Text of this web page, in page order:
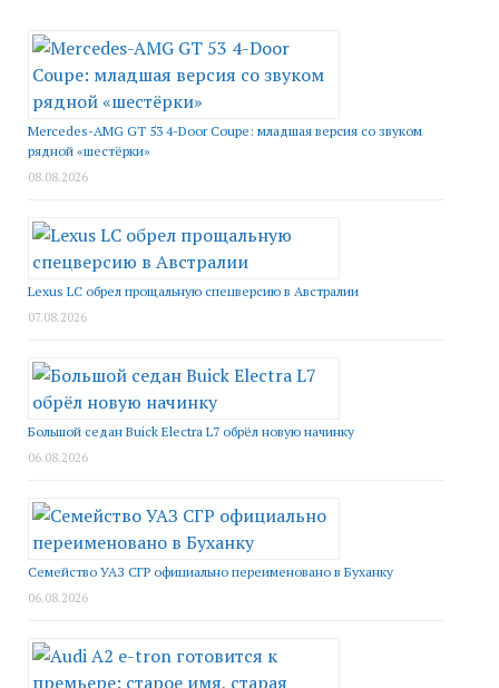
Mercedes-AMG GT 53 4-Door Coupe: младшая версия со звуком
рядной «шестёрки»
08.08.2026
Lexus LC обрел прощальную спецверсию в Австралии
07.08.2026
Большой седан Buick Electra L7 обрёл новую начинку
06.08.2026
Семейство УАЗ СГР официально переименовано в Буханку
06.08.2026